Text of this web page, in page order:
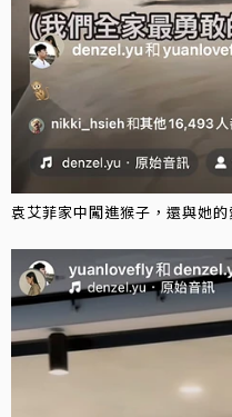
袁艾菲家中闖進猴子，還與她